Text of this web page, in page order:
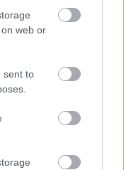
web or
sent to
a finn